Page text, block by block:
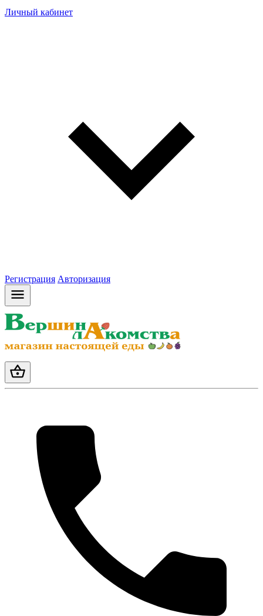
Личный кабинет
Регистрация Авторизация